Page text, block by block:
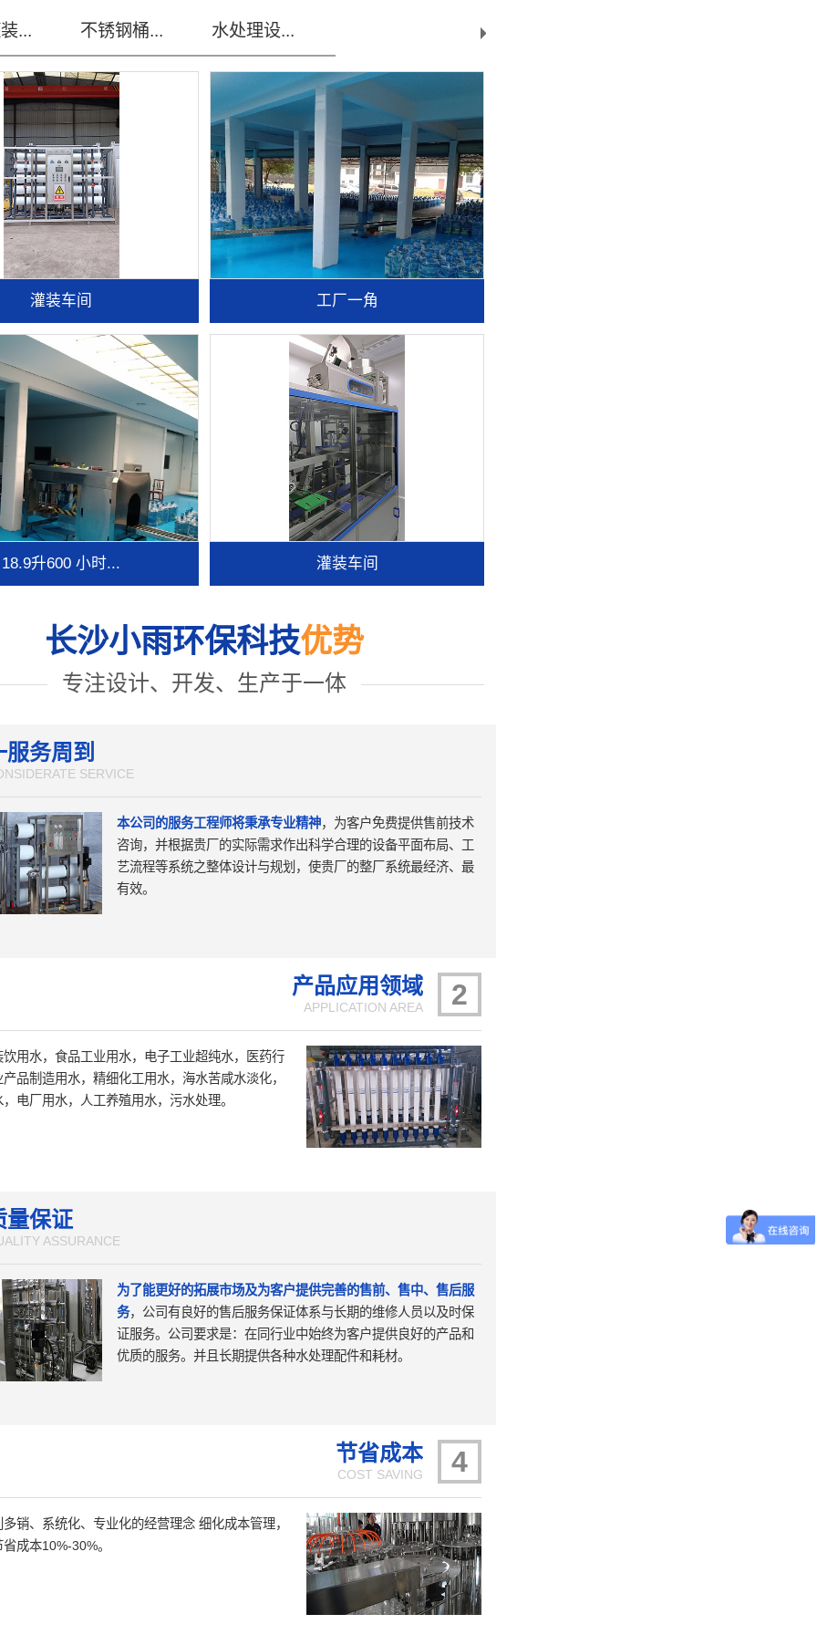
... 不锈钢桶... 水处理设...
灌装车间 工厂一角
18.9升600 小时... 灌装车间
长沙小雨环保科技优势
专注设计、开发、生产于一体
服务周到
SERVICE
本公司的服务工程师将秉承专业精神，为客户免费提供售前技术
咨询，并根据贵厂的实际需求作出科学合理的设备平面布局、工
艺流程等系统之整体设计与规划，使贵厂的整厂系统最经济、最
有效。
2
产品应用领域
APPLICATION AREA
用水，食品工业用水，电子工业超纯水，医药行
品制造用水，精细化工用水，海水苦咸水淡化，
电厂用水，人工养殖用水，污水处理。
量保证
ASSURANCE
为了能更好的拓展市场及为客户提供完善的售前、售中、售后服
务，公司有良好的售后服务保证体系与长期的维修人员以及时保
证服务。公司要求是：在同行业中始终为客户提供良好的产品和
优质的服务。并且长期提供各种水处理配件和耗材。
4
节省成本
COST SAVING
销、系统化、专业化的经营理念 细化成本管理，
成本10%-30%。